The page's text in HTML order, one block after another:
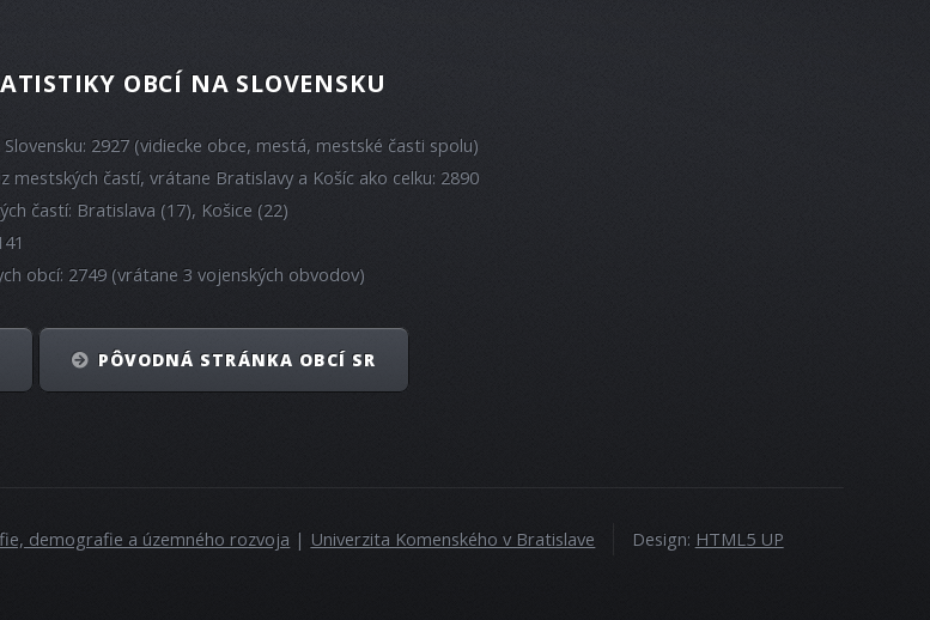
OBCÍ NA SLOVENSKU
2927 (vidiecke obce, mestá, mestské časti spolu)
mestských častí, vrátane Bratislavy a Košíc ako celku: 2890
častí: Bratislava (17), Košice (22)
obcí: 2749 (vrátane 3 vojenských obvodov)
PÔVODNÁ STRÁNKA OBCÍ SR
demografie a územného rozvoja | Univerzita Komenského v Bratislave Design: HTML5 UP